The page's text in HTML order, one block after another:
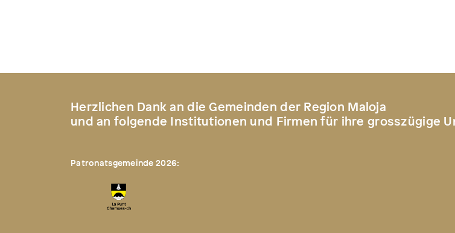
Herzlichen Dank an die Gemeinden der Region Maloja
und an folgende Institutionen und Firmen für ihre grosszügige
Patronatsgemeinde 2026: